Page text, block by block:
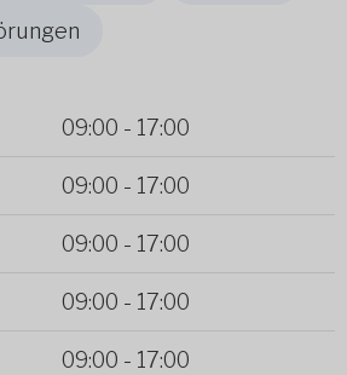
09:00 - 17:00
09:00 - 17:00
09:00 - 17:00
09:00 - 17:00
09:00 - 17:00